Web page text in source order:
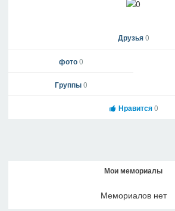
Друзья0
фото0
Группы0
Нравится0
Мои мемориалы
Мемориалов нет